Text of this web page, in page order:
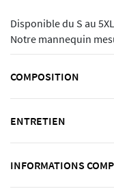
Disponible du S au 5XL
Notre mannequin
COMPOSITION
ENTRETIEN
INFORMATIONS